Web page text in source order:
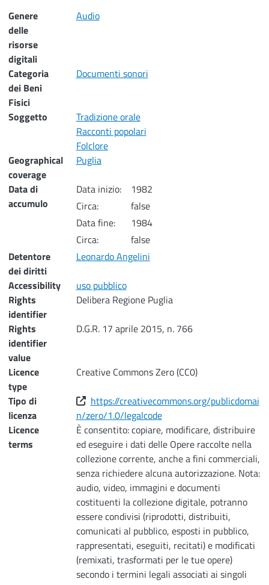
Genere
delle
risorse
digitali
Audio
Categoria
dei Beni
Fisici
Documenti sonori
Soggetto
Tradizione orale
Racconti popolari
Folclore
Geographical
coverage
Puglia
Data di
accumulo
Data inizio:
1982
Circa:
false
Data fine:
1984
Circa:
false
Detentore
dei diritti
Leonardo Angelini
Accessibility
uso pubblico
Rights
identifier
Delibera Regione Puglia
Rights
identifier
value
D.G.R. 17 aprile 2015, n. 766
Licence
type
Creative Commons Zero (CC0)
Tipo di
licenza
https://creativecommons.org/publicdomai
n/zero/1.0/legalcode
Licence
terms
È consentito: copiare, modificare, distribuire
ed eseguire i dati delle Opere raccolte nella
collezione corrente, anche a fini commerciali,
senza richiedere alcuna autorizzazione. Nota:
audio, video, immagini e documenti
costituenti la collezione digitale, potranno
essere condivisi (riprodotti, distribuiti,
comunicati al pubblico, esposti in pubblico,
rappresentati, eseguiti, recitati) e modificati
(remixati, trasformati per le tue opere)
secondo i termini legali associati ai singoli